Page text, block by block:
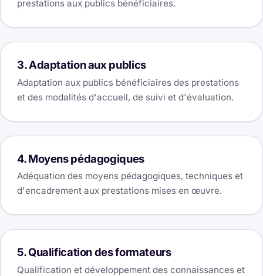
prestations aux publics bénéficiaires.
3. Adaptation aux publics
Adaptation aux publics bénéficiaires des prestations
et des modalités d'accueil, de suivi et d'évaluation.
4. Moyens pédagogiques
Adéquation des moyens pédagogiques, techniques et
d'encadrement aux prestations mises en œuvre.
5. Qualification des formateurs
Qualification et développement des connaissances et